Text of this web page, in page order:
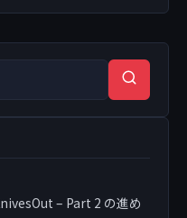
– Part 2 の進め